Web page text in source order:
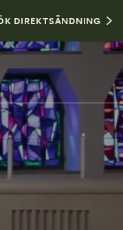
DIREKTSÄNDNING